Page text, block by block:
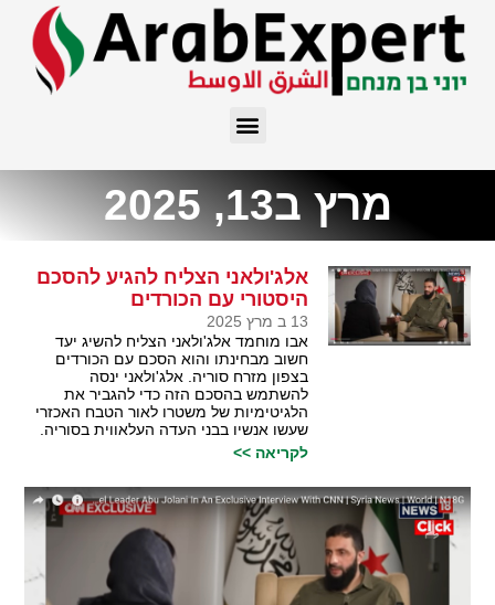
מרץ ב13, 2025
אלג'ולאני הצליח להגיע להסכם
היסטורי עם הכורדים
13 ב מרץ 2025
אבו מוחמד אלג'ולאני הצליח להשיג יעד
חשוב מבחינתו והוא הסכם עם הכורדים
בצפון מזרח סוריה. אלג'ולאני ינסה
להשתמש בהסכם הזה כדי להגביר את
הלגיטימיות של משטרו לאור הטבח האכזרי
שעשו אנשיו בבני העדה העלאווית בסוריה.
לקריאה >>